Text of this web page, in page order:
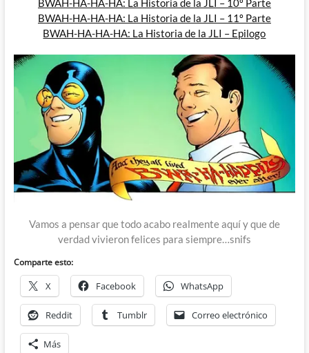
BWAH-HA-HA-HA: La Historia de la JLI – 10º Parte
BWAH-HA-HA-HA: La Historia de la JLI – 11º Parte
BWAH-HA-HA-HA: La Historia de la JLI – Epilogo
Vamos a pensar que todo acabo realmente aquí y que de
verdad vivieron felices para siempre…snifs
Comparte esto:
X Facebook WhatsApp
Reddit Tumblr Correo electrónico
Más